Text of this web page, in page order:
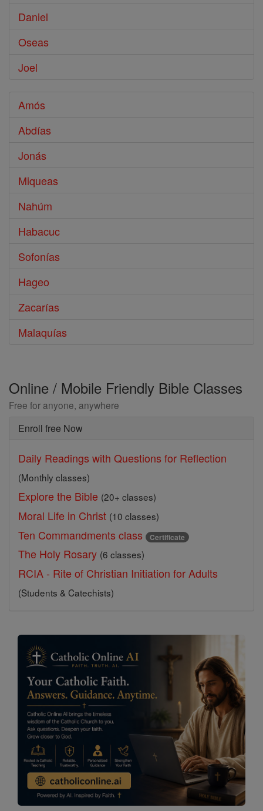
Daniel
Oseas
Joel
Amós
Abdías
Jonás
Miqueas
Nahúm
Habacuc
Sofonías
Hageo
Zacarías
Malaquías
Online / Mobile Friendly Bible Classes
Free for anyone, anywhere
Enroll free Now
Daily Readings with Questions for Reflection
(Monthly classes)
Explore the Bible (20+ classes)
Moral Life in Christ (10 classes)
Ten Commandments class Certificate
The Holy Rosary (6 classes)
RCIA - Rite of Christian Initiation for Adults
(Students & Catechists)